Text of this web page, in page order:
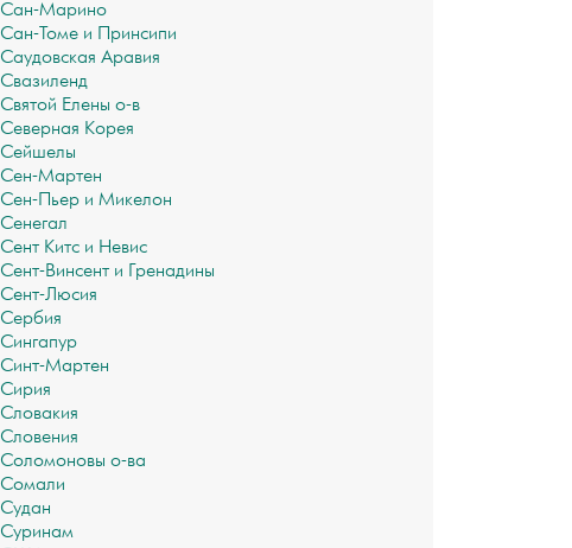
Сан-Марино
Сан-Томе и Принсипи
Саудовская Аравия
Свазиленд
Святой Елены о-в
Северная Корея
Сейшелы
Сен-Мартен
Сен-Пьер и Микелон
Сенегал
Сент Китс и Невис
Сент-Винсент и Гренадины
Сент-Люсия
Сербия
Сингапур
Синт-Мартен
Сирия
Словакия
Словения
Соломоновы о-ва
Сомали
Судан
Суринам